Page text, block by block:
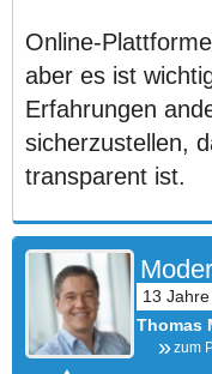
Online-
aber es ist
Erfahrungen
sicherzustellen,
transparent ist.
Thomas
zum